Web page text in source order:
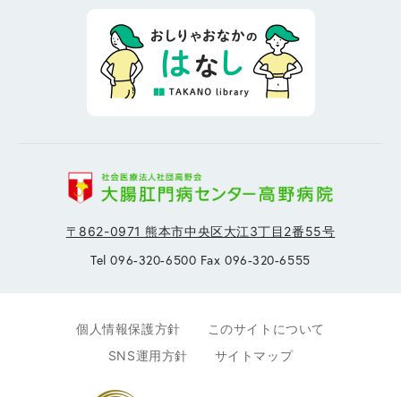
〒862-0971 熊本市中央区大江3丁目2番55号
Tel 096-320-6500 Fax 096-320-6555
個人情報保護方針
このサイトについて
SNS運用方針
サイトマップ